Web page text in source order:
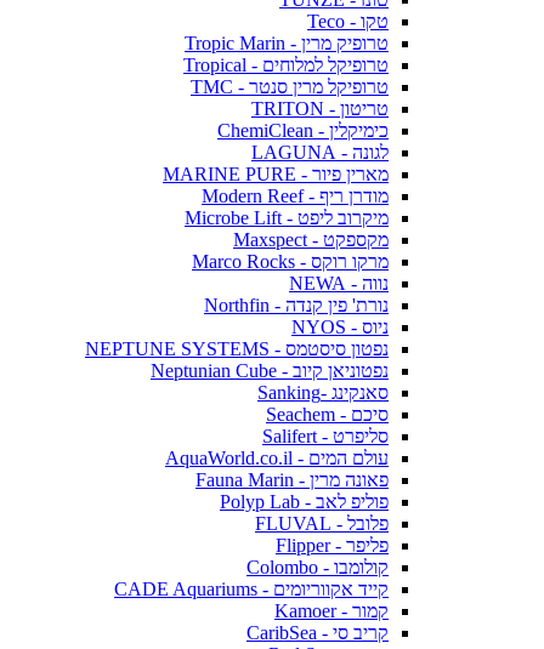
טקו - Teco
טרופיק מרין - Tropic Marin
טרופיקל למלוחים - Tropical
טרופיקל מרין סנטר - TMC
טריטון - TRITON
כימיקלין - ChemiClean
לגונה - LAGUNA
מארין פיור - MARINE PURE
מודרן ריף - Modern Reef
מיקרוב ליפט - Microbe Lift
מקספקט - Maxspect
מרקו רוקס - Marco Rocks
נווה - NEWA
נורת' פין קנדה - Northfin
ניוס - NYOS
נפטון סיסטמס - NEPTUNE SYSTEMS
נפטוניאן קיוב - Neptunian Cube
סאנקינג -Sanking
סיכם - Seachem
סליפרט - Salifert
עולם המים - AquaWorld.co.il
פאונה מרין - Fauna Marin
פוליפ לאב - Polyp Lab
פלובל - FLUVAL
פליפר - Flipper
קולומבו - Colombo
קייד אקווריומים - CADE Aquariums
קמור - Kamoer
קריב סי - CaribSea